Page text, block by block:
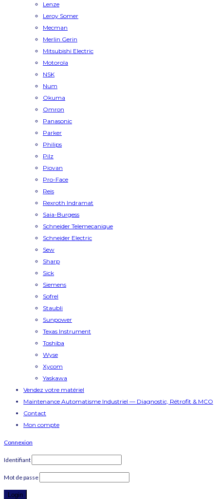
Lenze
Leroy Somer
Mecman
Merlin Gerin
Mitsubishi Electric
Motorola
NSK
Num
Okuma
Omron
Panasonic
Parker
Philips
Pilz
Piovan
Pro-Face
Reis
Rexroth Indramat
Saia-Burgess
Schneider Telemecanique
Schneider Electric
Sew
Sharp
Sick
Siemens
Sofrel
Staubli
Sunpower
Texas Instrument
Toshiba
Wyse
Xycom
Yaskawa
Vendez votre matériel
Maintenance Automatisme Industriel — Diagnostic, Rétrofit & MCO
Contact
Mon compte
Connexion
Identifiant
Mot de passe